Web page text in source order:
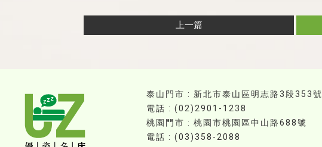
上一篇
泰山門市 : 新北市泰山區明志路3段353號
電話 : (02)2901-1238
桃園門市 : 桃園市桃園區中山路688號
電話 : (03)358-2088